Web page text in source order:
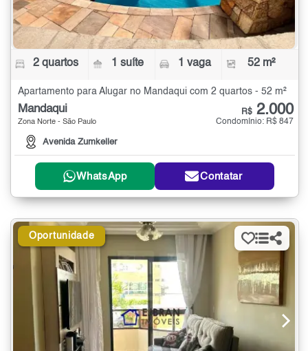
2 quartos 1 suíte 1 vaga 52 m²
Apartamento para Alugar no Mandaqui com 2 quartos - 52 m²
Mandaqui
Zona Norte - São Paulo
Avenida Zumkeller
R$ 2.000
Condomínio: R$ 847
WhatsApp Contatar
Oportunidade